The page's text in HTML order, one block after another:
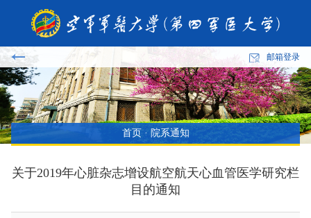
邮箱登录
首页 · 院系通知
关于2019年心脏杂志增设航空航天心血管医学研究栏
目的通知